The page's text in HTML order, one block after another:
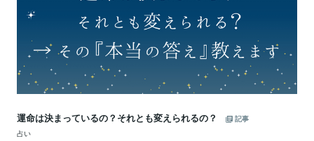
運命は決まっているの？それとも変えられるの？
記事
占い